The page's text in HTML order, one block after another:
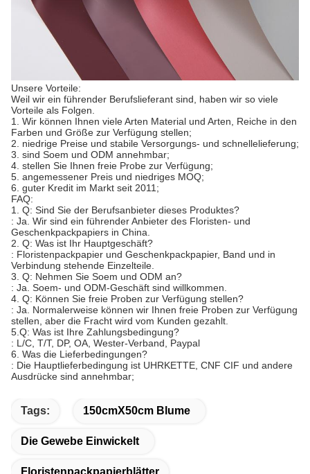
Unsere Vorteile:
Weil wir ein führender Berufslieferant sind, haben wir so viele
Vorteile als Folgen.
1. Wir können Ihnen viele Arten Material und Arten, Reiche in den
Farben und Größe zur Verfügung stellen;
2. niedrige Preise und stabile Versorgungs- und schnellelieferung;
3. sind Soem und ODM annehmbar;
4. stellen Sie Ihnen freie Probe zur Verfügung;
5. angemessener Preis und niedriges MOQ;
6. guter Kredit im Markt seit 2011;
FAQ:
1. Q: Sind Sie der Berufsanbieter dieses Produktes?
: Ja. Wir sind ein führender Anbieter des Floristen- und
Geschenkpackpapiers in China.
2. Q: Was ist Ihr Hauptgeschäft?
: Floristenpackpapier und Geschenkpackpapier, Band und in
Verbindung stehende Einzelteile.
3. Q: Nehmen Sie Soem und ODM an?
: Ja. Soem- und ODM-Geschäft sind willkommen.
4. Q: Können Sie freie Proben zur Verfügung stellen?
: Ja. Normalerweise können wir Ihnen freie Proben zur Verfügung
stellen, aber die Fracht wird vom Kunden gezahlt.
5.Q: Was ist Ihre Zahlungsbedingung?
: L/C, T/T, DP, OA, Wester-Verband, Paypal
6. Was die Lieferbedingungen?
: Die Hauptlieferbedingung ist UHRKETTE, CNF CIF und andere
Ausdrücke sind annehmbar;
Tags: 150cmX50cm Blume
Die Gewebe Einwickelt
Floristenpackpapierblätter